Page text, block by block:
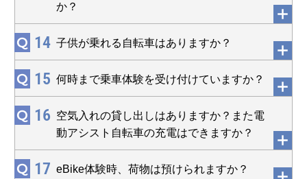
か？
Q 14 子供が乗れる自転車はありますか？
Q 15 何時まで乗車体験を受け付けていますか？
Q 16 空気入れの貸し出しはありますか？また電
動アシスト自転車の充電はできますか？
Q 17 eBike体験時、荷物は預けられますか？